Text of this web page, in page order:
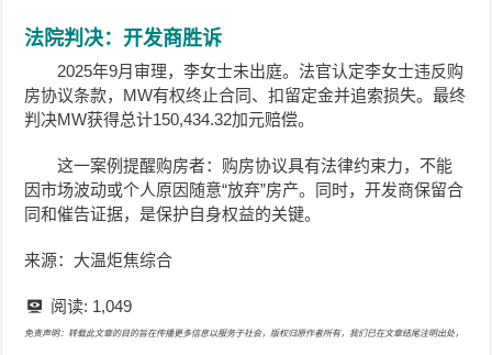
法院判决：开发商胜诉
2025年9月审理，李女士未出庭。法官认定李女士违反购
房协议条款，MW有权终止合同、扣留定金并追索损失。最终
判决MW获得总计150,434.32加元赔偿。
这一案例提醒购房者：购房协议具有法律约束力，不能
因市场波动或个人原因随意“放弃”房产。同时，开发商保留合
同和催告证据，是保护自身权益的关键。
来源：大温炬焦综合
阅读: 1,049
免责声明：转载此文章的目的旨在传播更多信息以服务于社会，版权归原作者所有，我们已在文章结尾注明出处，